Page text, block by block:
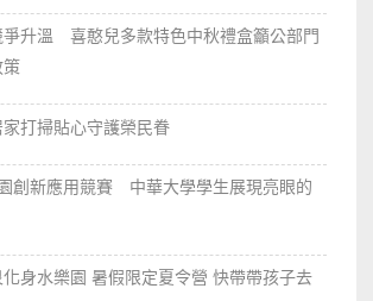
爭升溫 喜憨兒多款特色中秋禮盒籲公部門
策
打掃貼心守護榮民眷
創新應用競賽 中華大學學生展現亮眼的
身水樂園 暑假限定夏令營 快帶帶孩子去